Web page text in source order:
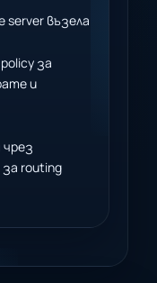
server възела
за
и
чрез
routing